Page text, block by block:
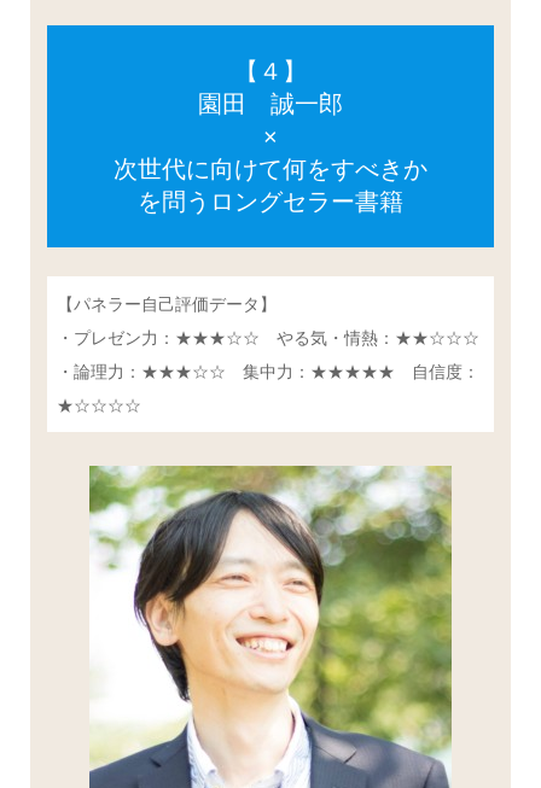
【４】
園田 誠一郎
×
次世代に向けて何をすべきか
を問うロングセラー書籍
【パネラー自己評価データ】
・プレゼン力：★★★☆☆ やる気・情熱：★★☆☆☆
・論理力：★★★☆☆ 集中力：★★★★★ 自信度：
★☆☆☆☆